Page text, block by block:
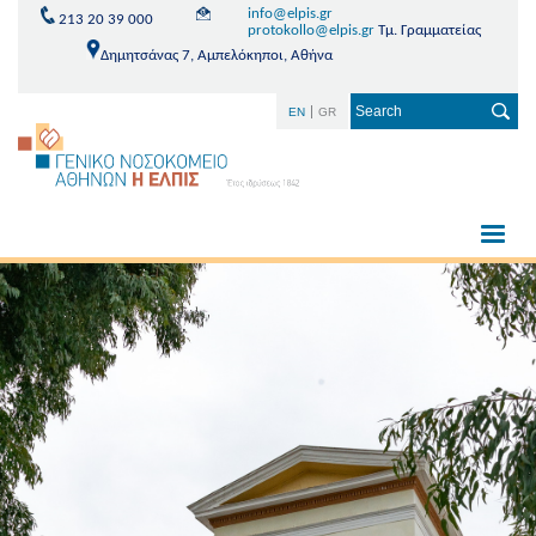
213 20 39 000
info@elpis.gr
protokollo@elpis.grΤμ. Γραμματείας
Δημητσάνας 7, Αμπελόκηποι, Αθήνα
EN GR